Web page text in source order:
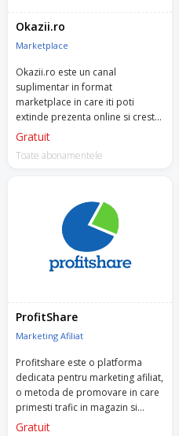
Okazii.ro
Marketplace
Okazii.ro este un canal
suplimentar in format
marketplace in care iti poti
extinde prezenta online si creste
vanzarile.
Gratuit
Toate abonamentele
ProfitShare
Marketing Afiliat
Profitshare este o platforma
dedicata pentru marketing afiliat,
o metoda de promovare in care
primesti trafic in magazin si
platesti un comision doar atunci
Gratuit